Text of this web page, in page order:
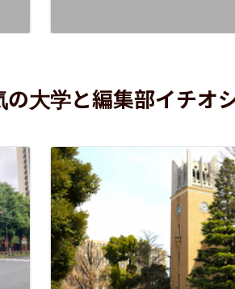
の大学と編集部イチオ